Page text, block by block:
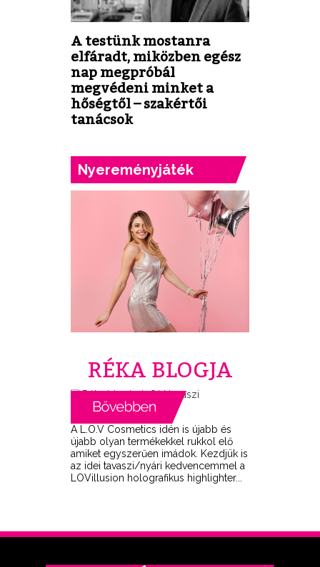
A testünk mostanra
elfáradt, miközben egész
nap megpróbál
megvédeni minket a
hőségtől – szakértői
tanácsok
Nyereményjáték
RÉKA BLOGJA
A L.O.V Cosmetics idén is újabb és
újabb olyan termékekkel rukkol elő
amiket egyszerűen imádok. Kezdjük is
az idei tavaszi/nyári kedvencemmel a
LOVillusion holografikus highlighter...